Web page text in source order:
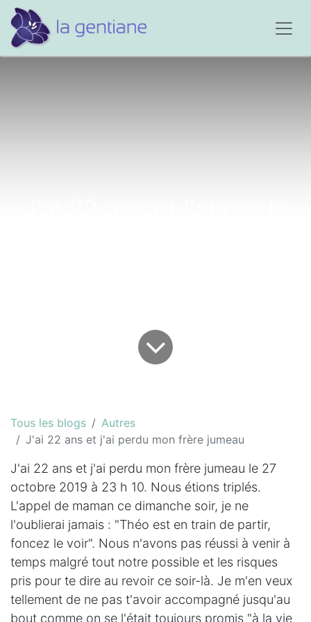
Tous les blogs
Autres
J'ai 22 ans et j'ai perdu mon frère jumeau
J'ai 22 ans et j'ai perdu mon frère jumeau le 27
octobre 2019 à 23 h 10. Nous étions triplés.
L'appel de maman ce dimanche soir, je ne
l'oublierai jamais : "Théo est en train de partir,
foncez le voir". Nous n'avons pas réussi à venir à
temps malgré tout notre possible et les risques
pris pour te dire au revoir ce soir-là. Je m'en veux
tellement de ne pas t'avoir accompagné jusqu'au
bout comme on se l'était toujours promis "à la vie